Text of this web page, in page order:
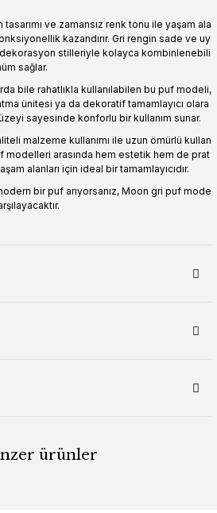
ve zamansız renk tonu ile yaşam ala
kazandırır. Gri rengin sade ve uy
dekorasyon stilleriyle kolayca kombinlenebili
sağlar.
bile rahatlıkla kullanılabilen bu puf modeli,
ünitesi ya da dekoratif tamamlayıcı olara
sayesinde konforlu bir kullanım sunar.
malzeme kullanımı ile uzun ömürlü kullan
modelleri arasında hem estetik hem de prat
alanları için ideal bir tamamlayıcıdır.
bir puf arıyorsanız, Moon gri puf mode
ürünler